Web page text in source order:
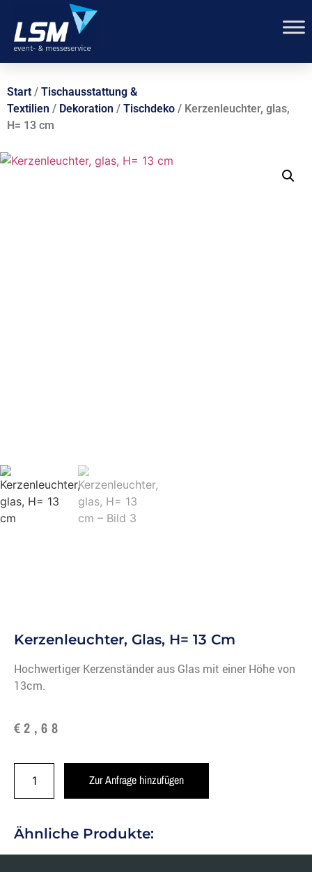
Start / Tischausstattung &
Textilien / Dekoration / Tischdeko / Kerzenleuchter, glas,
H= 13 cm
Kerzenleuchter, Glas, H= 13 Cm
Hochwertiger Kerzenständer aus Glas mit einer Höhe von
13cm.
€2,68
Zur Anfrage hinzufügen
Ähnliche Produkte: